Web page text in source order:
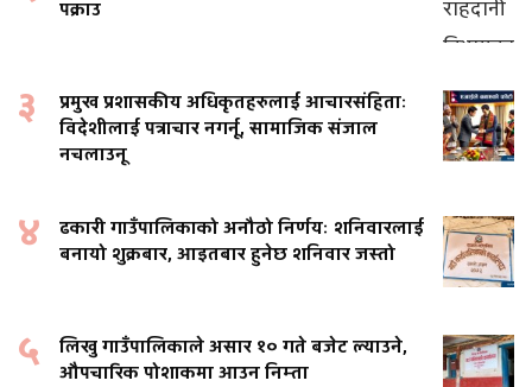
पक्राउ
३
प्रमुख प्रशासकीय अधिकृतहरुलाई आचारसंहिताः
विदेशीलाई पत्राचार नगर्नू, सामाजिक संजाल
नचलाउनू
४
ढकारी गाउँपालिकाको अनौठो निर्णयः शनिवारलाई
बनायो शुक्रबार, आइतबार हुनेछ शनिवार जस्तो
५
लिखु गाउँपालिकाले असार १० गते बजेट ल्याउने,
औपचारिक पोशाकमा आउन निम्ता